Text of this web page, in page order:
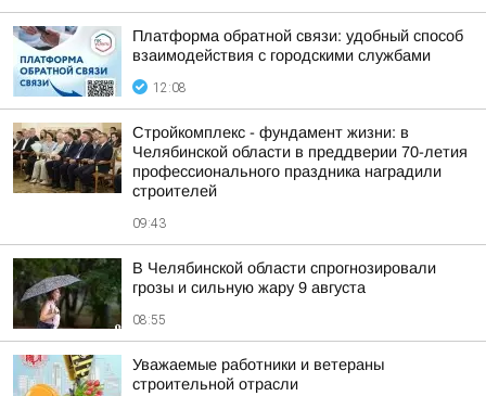
Платформа обратной связи: удобный способ
взаимодействия с городскими службами
12:08
Стройкомплекс - фундамент жизни: в
Челябинской области в преддверии 70-летия
профессионального праздника наградили
строителей
09:43
В Челябинской области спрогнозировали
грозы и сильную жару 9 августа
08:55
Уважаемые работники и ветераны
строительной отрасли